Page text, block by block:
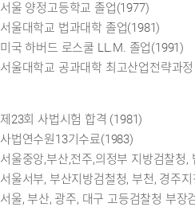
서울 양정고등학교 졸업(1977)
서울대학교 법과대학 졸업(1981)
미국 하버드 로스쿨 LL.M. 졸업(1991)
서울대학교 공과대학 최고산업전략과
제23회 사법시험 합격 (1981)
사법연수원13기수료(1983)
서울중앙,부산,전주,의정부 지방검찰청,
서울서부, 부산지방검철청, 부천, 경주
서울, 부산, 광주, 대구 고등검찰청 부장